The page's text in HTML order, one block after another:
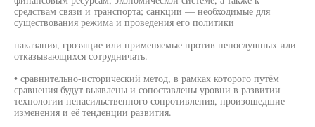
средствам связи и транспорта; санкции — необходимые для
существования режима и проведения его политики
наказания, грозящие или применяемые против непослушных или
отказывающихся сотрудничать.
• сравнительно-исторический метод, в рамках которого путём
сравнения будут выявлены и сопоставлены уровни в развитии
технологии ненасильственного сопротивления, произошедшие
изменения и её тенденции развития.